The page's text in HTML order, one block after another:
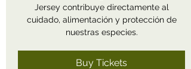
Jersey contribuye directamente al
cuidado, alimentación y protección de
nuestras especies.
Buy Tickets